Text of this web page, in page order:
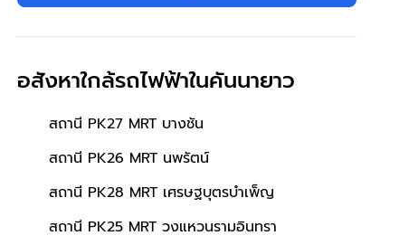
อสังหาใกล้รถไฟฟ้าในคันนายาว
สถานี PK27 MRT บางชัน
สถานี PK26 MRT นพรัตน์
สถานี PK28 MRT เศรษฐบุตรบําเพ็ญ
สถานี PK25 MRT วงแหวนรามอินทรา